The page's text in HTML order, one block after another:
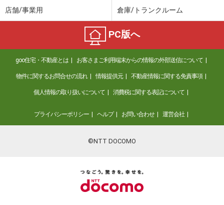
店舗/事業用 倉庫/トランクルーム
PC版へ
goo住宅・不動産とは お客さまご利用端末からの情報の外部送信について
物件に関するお問合せの流れ 情報提供元 不動産情報に関する免責事項
個人情報の取り扱いについて 消費税に関する表記について
プライバシーポリシー ヘルプ お問い合わせ 運営会社
©NTT DOCOMO